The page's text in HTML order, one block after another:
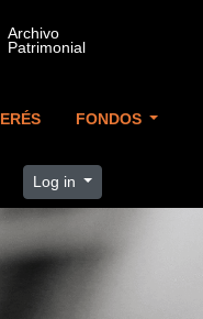
FONDOS
Log in